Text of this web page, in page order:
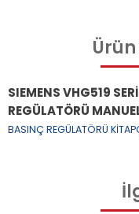
Ürün
SIEMENS VHG519
REGÜLATÖRÜ
BASINÇ REGÜLATÖRÜ